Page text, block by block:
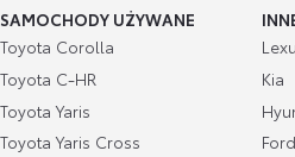
SAMOCHODY UŻYWANE
Toyota Corolla
Toyota C-HR
Toyota Yaris
Toyota Yaris Cross
Kia
Ford